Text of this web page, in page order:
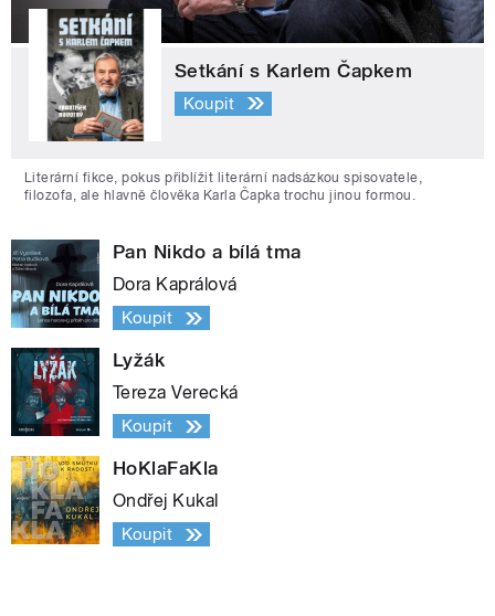
Setkání s Karlem Čapkem
Koupit
Literární fikce, pokus přiblížit literární nadsázkou spisovatele,
filozofa, ale hlavně člověka Karla Čapka trochu jinou formou.
Pan Nikdo a bílá tma
Dora Kaprálová
Koupit
Lyžák
Tereza Verecká
Koupit
HoKlaFaKla
Ondřej Kukal
Koupit